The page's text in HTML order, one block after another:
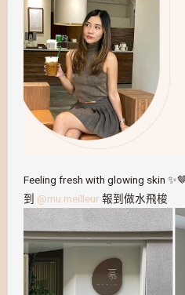
Feeling fresh with glowing skin
到 @mu.meilleur 報到做水飛梭